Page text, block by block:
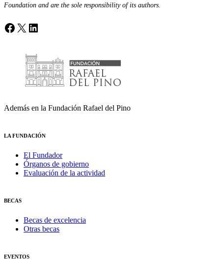
Foundation and are the sole responsibility of its authors.
Facebook
X LinkedIn
Además en la Fundación Rafael del Pino
LA FUNDACIÓN
El Fundador
Órganos de gobierno
Evaluación de la actividad
BECAS
Becas de excelencia
Otras becas
EVENTOS